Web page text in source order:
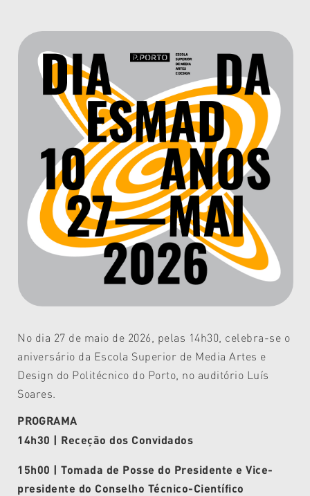
No dia 27 de maio de 2026, pelas 14h30, celebra-se o
aniversário da Escola Superior de Media Artes e
Design do Politécnico do Porto, no auditório Luís
Soares.
PROGRAMA
14h30 | Receção dos Convidados
15h00 | Tomada de Posse do Presidente e Vice-
presidente do Conselho Técnico-Científico